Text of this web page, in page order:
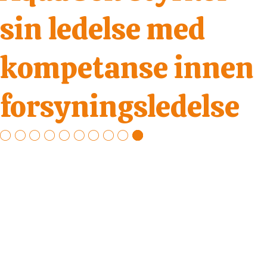
sin ledelse med
kompetanse innen
forsyningsledelse